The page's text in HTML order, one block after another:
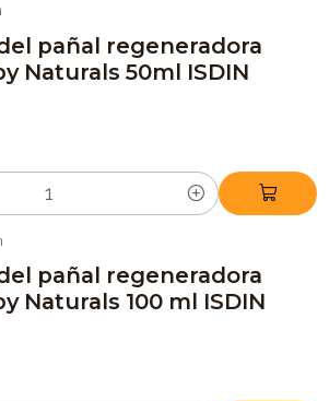
pañal regeneradora
Naturals 50ml ISDIN
pañal regeneradora
Naturals 100 ml ISDIN